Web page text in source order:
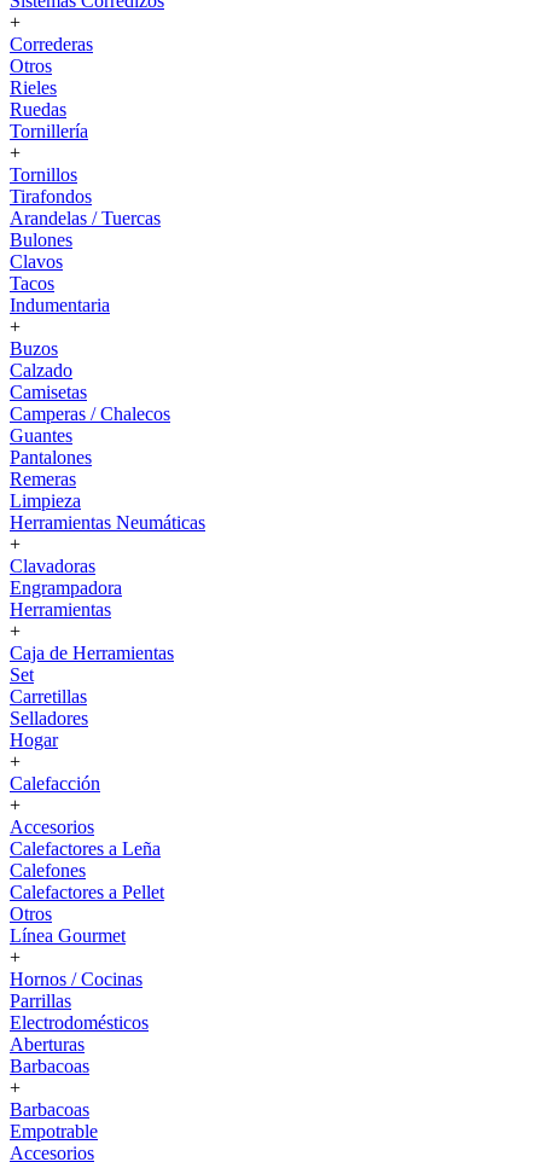
+
Correderas
Otros
Rieles
Ruedas
Tornillería
+
Tornillos
Tirafondos
Arandelas / Tuercas
Bulones
Clavos
Tacos
Indumentaria
+
Buzos
Calzado
Camisetas
Camperas / Chalecos
Guantes
Pantalones
Remeras
Limpieza
Herramientas Neumáticas
+
Clavadoras
Engrampadora
Herramientas
+
Caja de Herramientas
Set
Carretillas
Selladores
Hogar
+
Calefacción
+
Accesorios
Calefactores a Leña
Calefones
Calefactores a Pellet
Otros
Línea Gourmet
+
Hornos / Cocinas
Parrillas
Electrodomésticos
Aberturas
Barbacoas
+
Barbacoas
Empotrable
Accesorios